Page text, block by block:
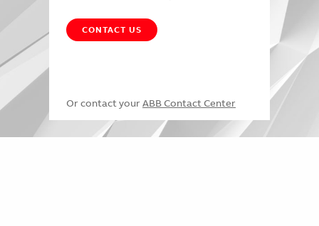
CONTACT US
Or contact your ABB Contact Center